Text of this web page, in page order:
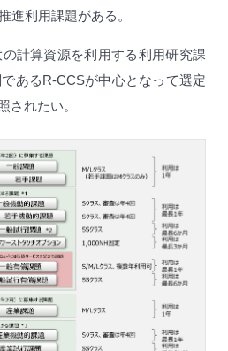
進利用課題がある。
計算資源を利用する利用研究課
あるR-CCSが中心となって選定
されたい。